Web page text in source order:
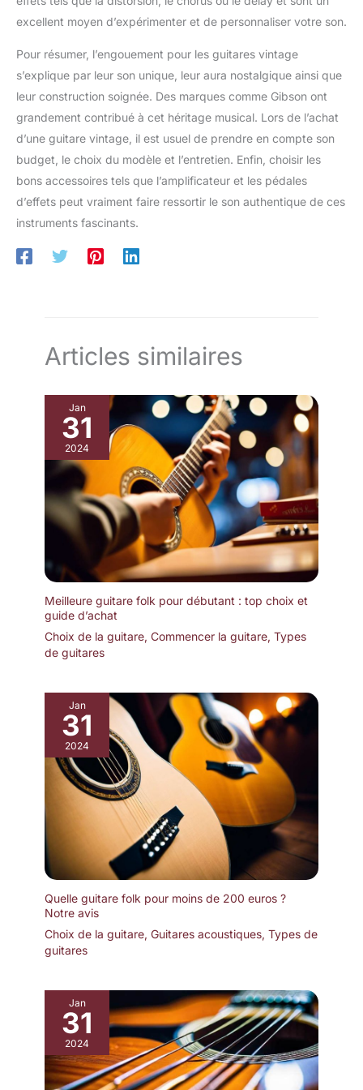
indique si Bluetooth est
connecté. C'est pratique et
facile à utiliser. Convient pour
voiture, diverses fêtes, fêtes de
famille, cours de danse, bars,
restaurants, boîtes de nuit, etc.
radio FM. En outre, des interfaces numériques en fibre et
coaxiales ont été ajoutées pour s'adapter à la plupart des
télécommande peuvent contrôler indépendamment les aigus,
les médiums et les basses, vous pouvez définir le son comme
vous le souhaitez Double interface micro : équipé de deux
prises microphone de 6,35 mm pour votre karaoké. De plus, la
sortie sonore plus claire lors
excellent moyen d’expérimenter et de personnaliser votre son.
Pour résumer, l’engouement pour les guitares vintage
s’explique par leur son unique, leur aura nostalgique ainsi que
leur construction soignée. Des marques comme Gibson ont
grandement contribué à cet héritage musical. Lors de l’achat
d’une guitare vintage, il est usuel de prendre en compte son
budget, le choix du modèle et l’entretien. Enfin, choisir les
bons accessoires tels que l’amplificateur et les pédales
d’effets peut vraiment faire ressortir le son authentique de ces
instruments fascinants.
Articles similaires
Jan
31
2024
Meilleure guitare folk pour débutant : top choix et
guide d’achat
Choix de la guitare, Commencer la guitare, Types
de guitares
Jan
31
2024
Quelle guitare folk pour moins de 200 euros ?
Notre avis
Choix de la guitare, Guitares acoustiques, Types de
guitares
Jan
31
2024